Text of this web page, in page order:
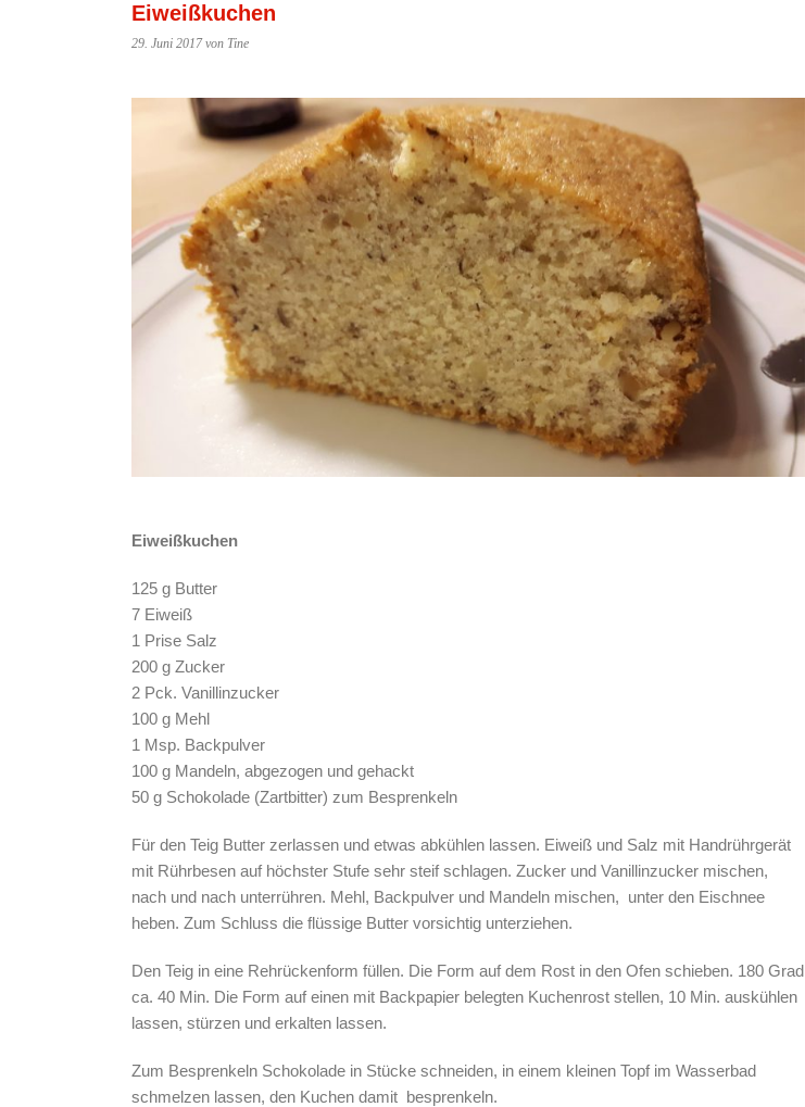
Eiweißkuchen
29. Juni 2017 von Tine
Eiweißkuchen
125 g Butter
7 Eiweiß
1 Prise Salz
200 g Zucker
2 Pck. Vanillinzucker
100 g Mehl
1 Msp. Backpulver
100 g Mandeln, abgezogen und gehackt
50 g Schokolade (Zartbitter) zum Besprenkeln
Für den Teig Butter zerlassen und etwas abkühlen lassen. Eiweiß und Salz mit Handrührgerät
mit Rührbesen auf höchster Stufe sehr steif schlagen. Zucker und Vanillinzucker mischen,
nach und nach unterrühren. Mehl, Backpulver und Mandeln mischen, unter den Eischnee
heben. Zum Schluss die flüssige Butter vorsichtig unterziehen.
Den Teig in eine Rehrückenform füllen. Die Form auf dem Rost in den Ofen schieben. 180 Grad
ca. 40 Min. Die Form auf einen mit Backpapier belegten Kuchenrost stellen, 10 Min. auskühlen
lassen, stürzen und erkalten lassen.
Zum Besprenkeln Schokolade in Stücke schneiden, in einem kleinen Topf im Wasserbad
schmelzen lassen, den Kuchen damit besprenkeln.